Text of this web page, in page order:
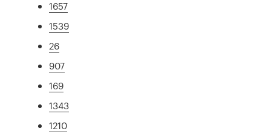
1657
1539
26
907
169
1343
1210